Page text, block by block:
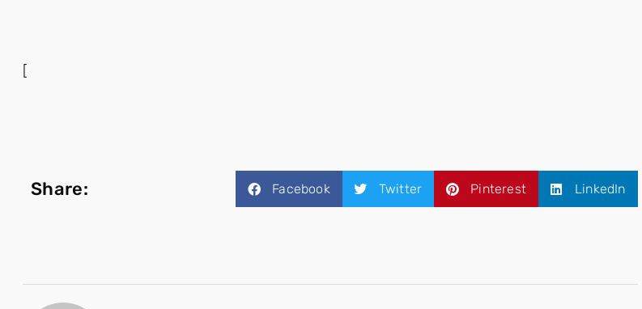
[
Share: Facebook Twitter Pinterest LinkedIn